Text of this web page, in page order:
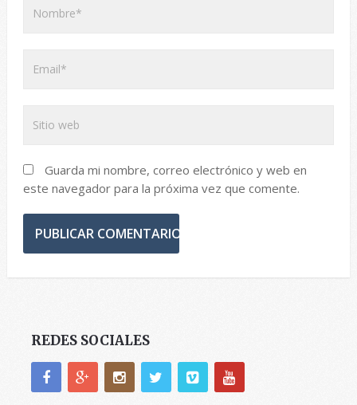
Guarda mi nombre, correo electrónico y web en
este navegador para la próxima vez que comente.
REDES SOCIALES